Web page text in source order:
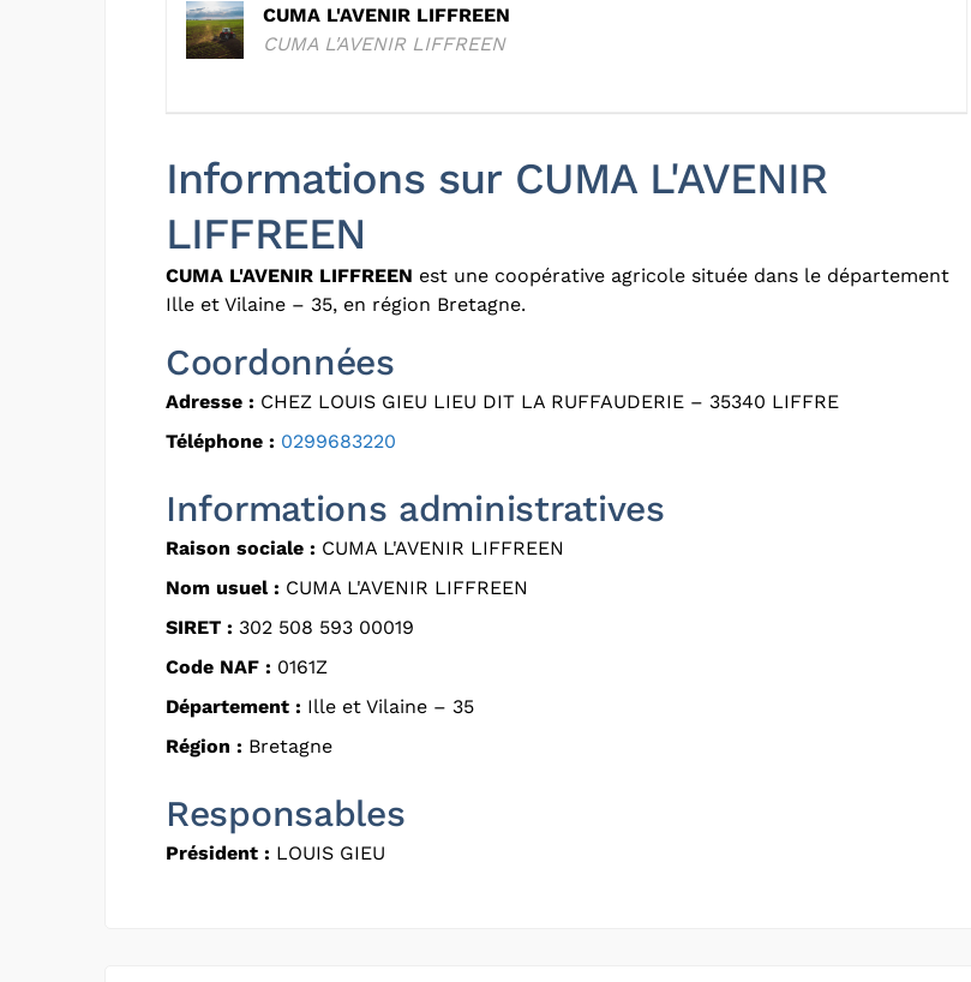
CUMA L'AVENIR LIFFREEN
CUMA L'AVENIR LIFFREEN
Informations sur CUMA L'AVENIR
LIFFREEN
CUMA L'AVENIR LIFFREEN est une coopérative agricole située dans le département
Ille et Vilaine – 35, en région Bretagne.
Coordonnées
Adresse : CHEZ LOUIS GIEU LIEU DIT LA RUFFAUDERIE – 35340 LIFFRE
Téléphone : 0299683220
Informations administratives
Raison sociale : CUMA L'AVENIR LIFFREEN
Nom usuel : CUMA L'AVENIR LIFFREEN
SIRET : 302 508 593 00019
Code NAF : 0161Z
Département : Ille et Vilaine – 35
Région : Bretagne
Responsables
Président : LOUIS GIEU